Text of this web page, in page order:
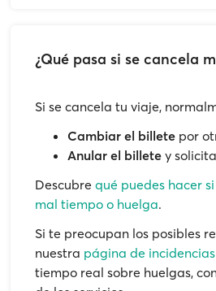
¿Qué pasa si se cancela
Si se cancela tu viaje,
Cambiar el billete por
Anular el billete y
Descubre qué puedes hacer
mal tiempo o huelga.
Si te preocupan los posibles
nuestra página de
tiempo real sobre huelgas,